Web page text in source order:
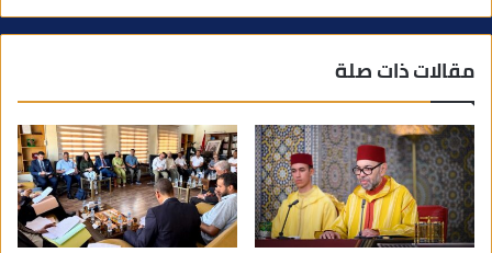
مقالات ذات صلة